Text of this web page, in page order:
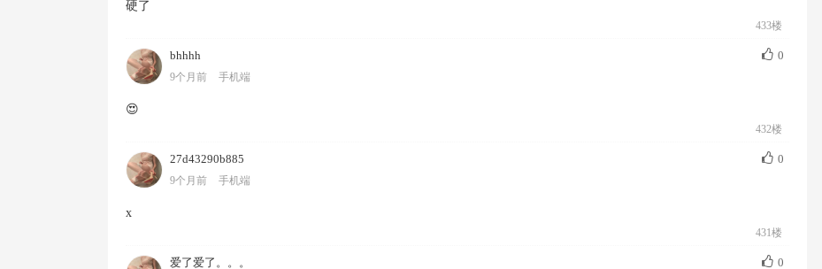
硬了
433楼
0
bhhhh
9个月前 手机端
😍
432楼
0
27d43290b885
9个月前 手机端
x
431楼
0
爱了爱了。。。